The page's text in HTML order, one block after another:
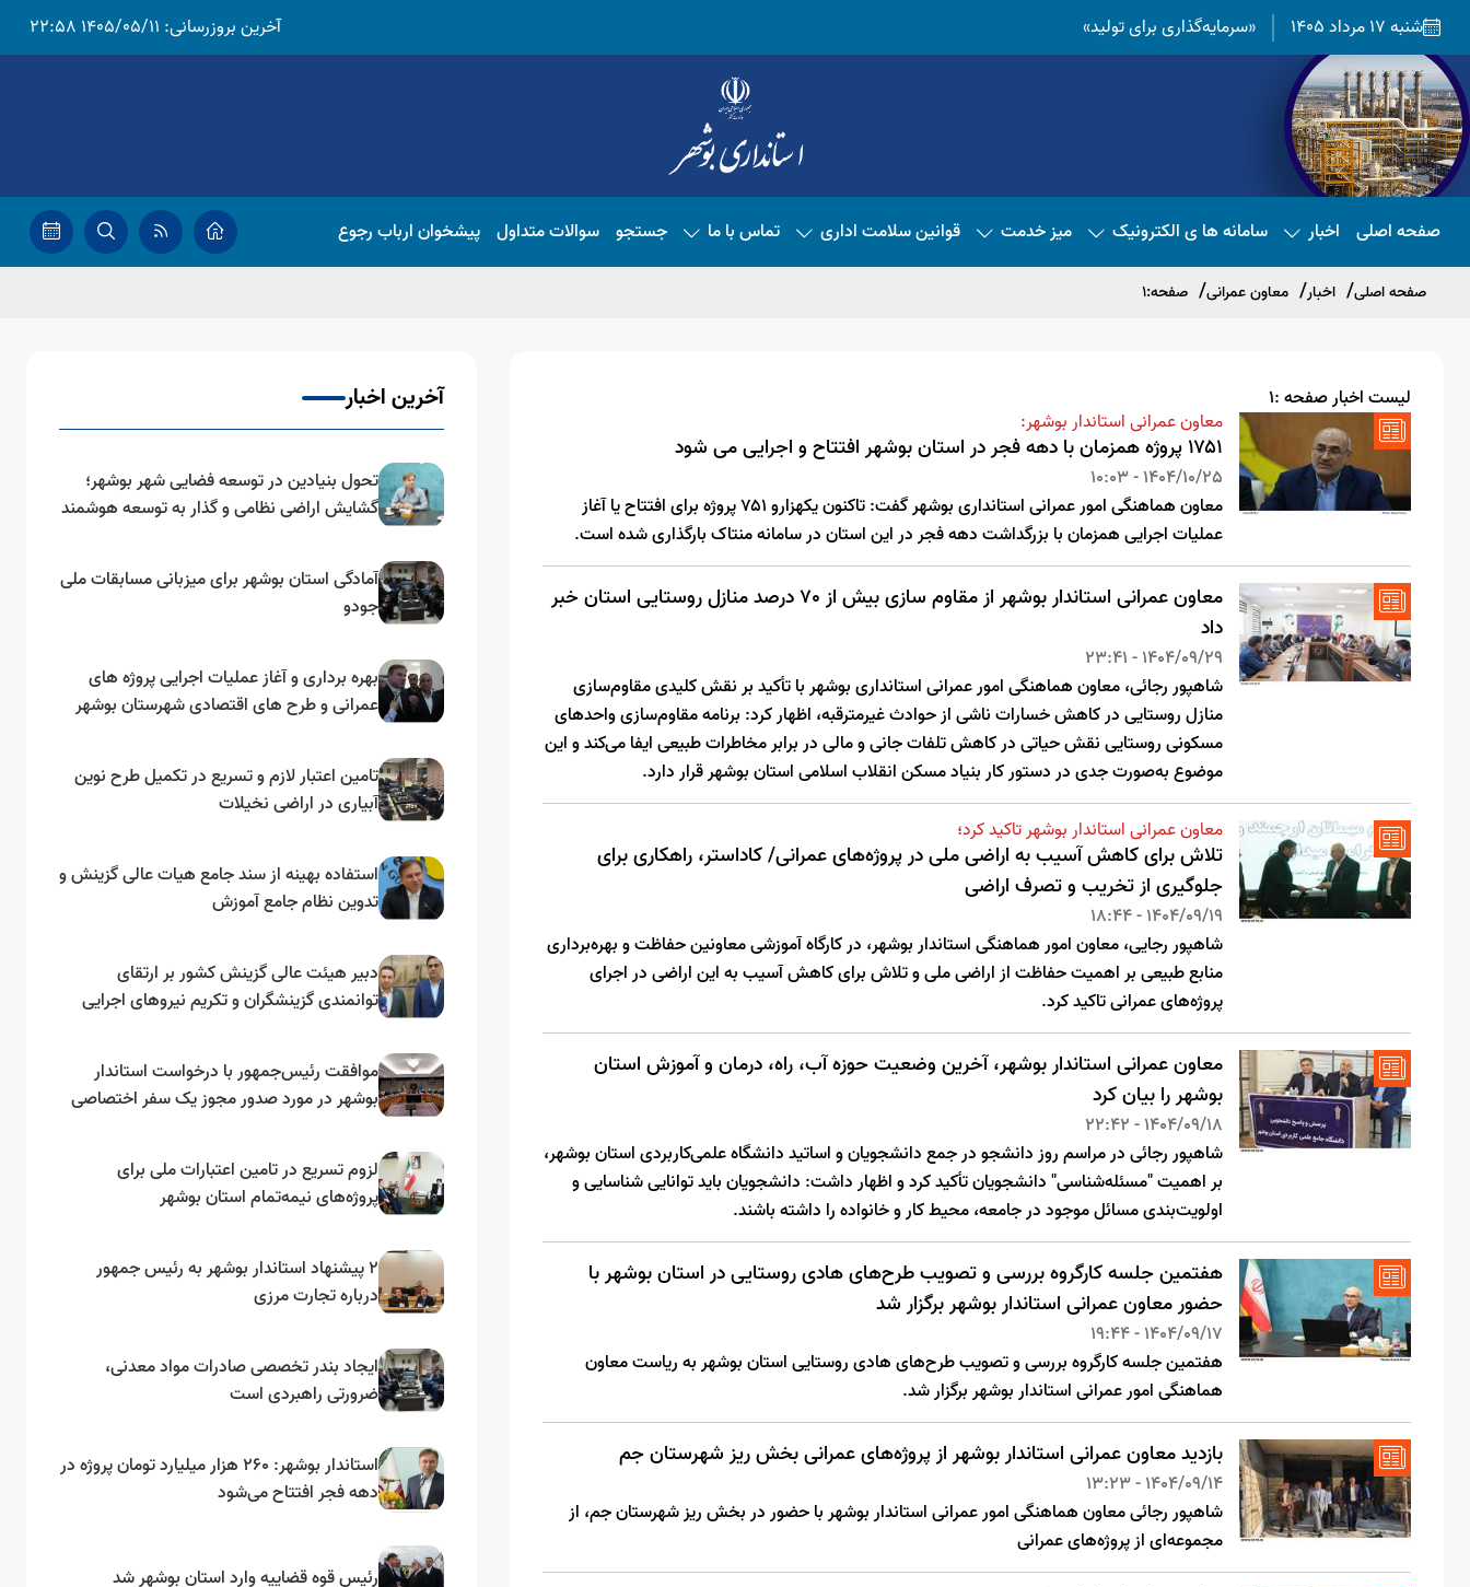
شنبه 17 مرداد 1405 «سرمایه‌گذاری برای تولید» آخرین بروزرسانی: 1405/05/11 22:58
صفحه اصلی اخبار سامانه ها ی الکترونیک میز خدمت قوانین سلامت اداری تماس با ما جستجو سوالات متداول پیشخوان ارباب رجوع
صفحه اصلی اخبار معاون عمرانی صفحه:1
لیست اخبار صفحه :1
معاون عمرانی استاندار بوشهر:
۱۷۵۱ پروژه همزمان با دهه فجر در استان بوشهر افتتاح و اجرایی می شود
1404/10/25 - 10:03
معاون هماهنگی امور عمرانی استانداری بوشهر گفت: تاکنون یکهزارو ۷۵۱ پروژه برای افتتاح یا آغاز
عملیات اجرایی همزمان با بزرگداشت دهه فجر در این استان در سامانه منتاک بارگذاری شده است.
معاون عمرانی استاندار بوشهر از مقاوم سازی بیش از 70 درصد منازل روستایی استان خبر
داد
1404/09/29 - 23:41
شاهپور رجائی، معاون هماهنگی امور عمرانی استانداری بوشهر با تأکید بر نقش کلیدی مقاوم‌سازی
منازل روستایی در کاهش خسارات ناشی از حوادث غیرمترقبه، اظهار کرد: برنامه مقاوم‌سازی واحدهای
مسکونی روستایی نقش حیاتی در کاهش تلفات جانی و مالی در برابر مخاطرات طبیعی ایفا می‌کند و این
موضوع به‌صورت جدی در دستور کار بنیاد مسکن انقلاب اسلامی استان بوشهر قرار دارد.
معاون عمرانی استاندار بوشهر تاکید کرد؛
تلاش برای کاهش آسیب به اراضی ملی در پروژه‌های عمرانی/ کاداستر، راهکاری برای
جلوگیری از تخریب و تصرف اراضی
1404/09/19 - 18:44
شاهپور رجایی، معاون امور هماهنگی استاندار بوشهر، در کارگاه آموزشی معاونین حفاظت و بهره‌برداری
منابع طبیعی بر اهمیت حفاظت از اراضی ملی و تلاش برای کاهش آسیب به این اراضی در اجرای
پروژه‌های عمرانی تاکید کرد.
معاون عمرانی استاندار بوشهر، آخرین وضعیت حوزه آب، راه، درمان و آموزش استان
بوشهر را بیان کرد
1404/09/18 - 22:42
شاهپور رجائی در مراسم روز دانشجو در جمع دانشجویان و اساتید دانشگاه علمی‌کاربردی استان بوشهر،
بر اهمیت "مسئله‌شناسی" دانشجویان تأکید کرد و اظهار داشت: دانشجویان باید توانایی شناسایی و
اولویت‌بندی مسائل موجود در جامعه، محیط کار و خانواده را داشته باشند.
هفتمین جلسه کارگروه بررسی و تصویب طرح‌های هادی روستایی در استان بوشهر با
حضور معاون عمرانی استاندار بوشهر برگزار شد
1404/09/17 - 19:44
هفتمین جلسه کارگروه بررسی و تصویب طرح‌های هادی روستایی استان بوشهر به ریاست معاون
هماهنگی امور عمرانی استاندار بوشهر برگزار شد.
بازدید معاون عمرانی استاندار بوشهر از پروژه‌های عمرانی بخش ریز شهرستان جم
1404/09/14 - 13:23
شاهپور رجائی معاون هماهنگی امور عمرانی استاندار بوشهر با حضور در بخش ریز شهرستان جم، از
مجموعه‌ای از پروژه‌های عمرانی
آخرین اخبار
تحول بنیادین در توسعه فضایی شهر بوشهر؛
گشایش اراضی نظامی و گذار به توسعه هوشمند
آمادگی استان بوشهر برای میزبانی مسابقات ملی
جودو
بهره برداری و آغاز عملیات اجرایی پروژه های
عمرانی و طرح های اقتصادی شهرستان بوشهر
تامین اعتبار لازم و تسریع در تکمیل طرح نوین
آبیاری در اراضی نخیلات
استفاده بهینه از سند جامع هیات عالی گزینش و‌
تدوین نظام جامع آموزش
دبیر هیئت عالی گزینش کشور بر ارتقای
توانمندی گزینشگران و تکریم نیروهای اجرایی
موافقت رئیس‌جمهور با درخواست استاندار
بوشهر در مورد صدور مجوز یک سفر اختصاصی
لزوم تسریع در تامین اعتبارات ملی برای
پروژه‌های نیمه‌تمام استان بوشهر
۲ پیشنهاد استاندار بوشهر به رئیس جمهور
درباره تجارت مرزی
ایجاد بندر تخصصی صادرات مواد معدنی،
ضرورتی راهبردی است
استاندار بوشهر: ۲۶۰ هزار میلیارد تومان پروژه در
دهه فجر افتتاح می‌شود
رئیس قوه قضاییه وارد استان بوشهر شد